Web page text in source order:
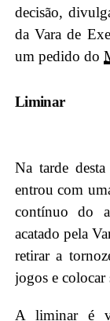
decisão,
da Vara de
um pedido do
Liminar
Na tarde
entrou com
contínuo do
acatado pela
retirar a
jogos e colocar
A liminar é